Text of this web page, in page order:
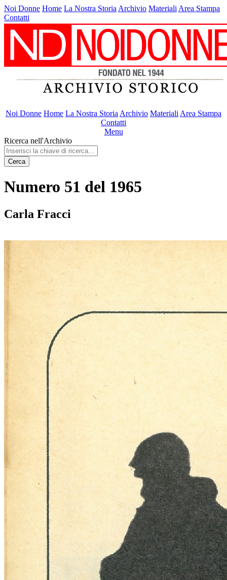
Noi Donne Home La Nostra Storia Archivio Materiali Area Stampa
Contatti
Noi Donne Home La Nostra Storia Archivio Materiali Area Stampa
Contatti
Menu
Ricerca nell'Archivio
Cerca
Numero 51 del 1965
Carla Fracci